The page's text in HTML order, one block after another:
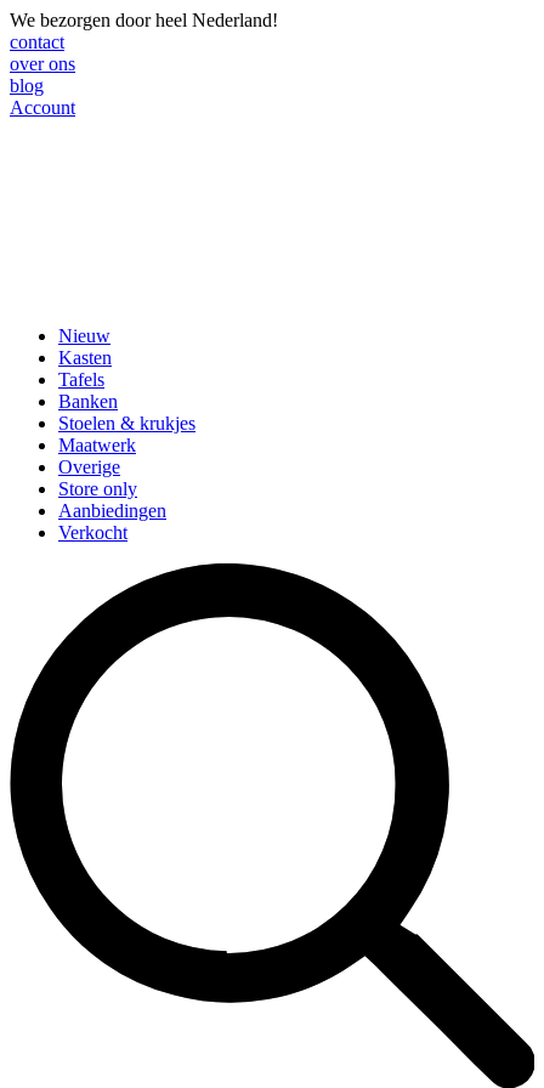
We bezorgen door heel Nederland!
contact
over ons
blog
Account
Nieuw
Kasten
Tafels
Banken
Stoelen & krukjes
Maatwerk
Overige
Store only
Aanbiedingen
Verkocht